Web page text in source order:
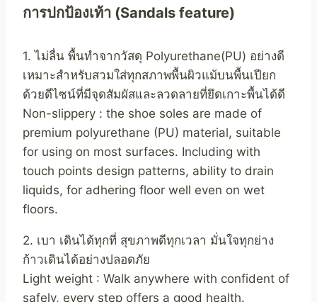
การปกป้องเท้า (Sandals feature)
1. ไม่ลื่น พื้นทำจากวัสดุ Polyurethane(PU) อย่างดี
เหมาะสำหรับสวมใส่ทุกสภาพพื้นผิวแม้บนพื้นเปียก
ด้วยดีไซน์ที่มีจุดสัมผัสและลวดลายที่ยึดเกาะพื้นได้ดี
Non-slippery : the shoe soles are made of
premium polyurethane (PU) material, suitable
for using on most surfaces. Including with
touch points design patterns, ability to drain
liquids, for adhering floor well even on wet
floors.
2. เบา เดินได้ทุกที่ สุขภาพดีทุกเวลา มั่นใจทุกย่าง
ก้าวเดินได้อย่างปลอดภัย
Light weight : Walk anywhere with confident of
safely, every step offers a good health.